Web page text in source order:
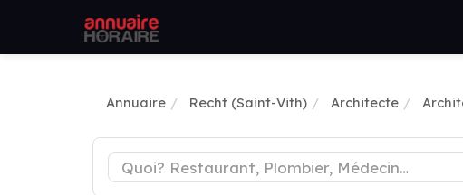
Annuaire Recht (Saint-Vith) Architecte